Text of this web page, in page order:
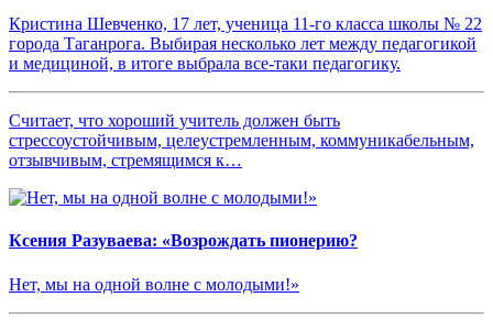
Кристина Шевченко, 17 лет, ученица 11-го класса школы № 22
города Таганрога. Выбирая несколько лет между педагогикой
и медициной, в итоге выбрала все-таки педагогику.
Считает, что хороший учитель должен быть
стрессоустойчивым, целеустремленным, коммуникабельным,
отзывчивым, стремящимся к…
Ксения Разуваева: «Возрождать пионерию?
Нет, мы на одной волне с молодыми!»